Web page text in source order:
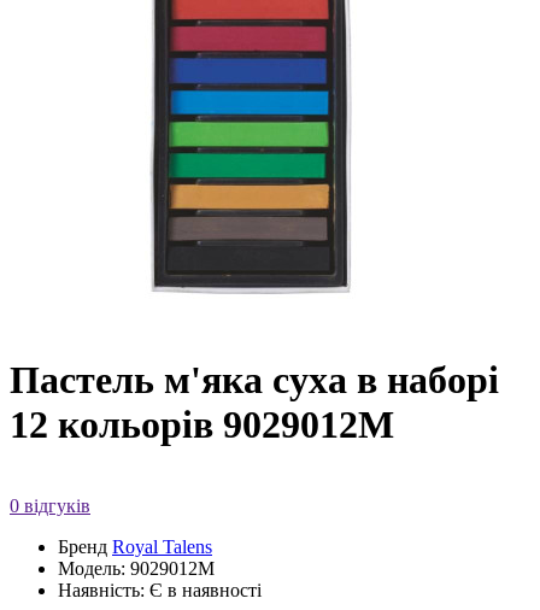
Пастель м'яка суха в наборі
12 кольорів 9029012М
0 відгуків
Бренд Royal Talens
Модель: 9029012M
Наявність: Є в наявності